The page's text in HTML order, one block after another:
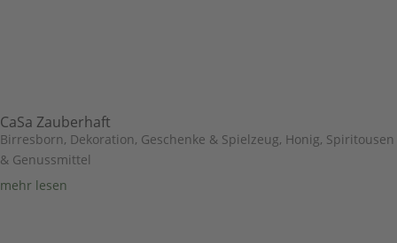
CaSa Zauberhaft
Birresborn, Dekoration, Geschenke & Spielzeug, Honig, Spiritousen
& Genussmittel
mehr lesen